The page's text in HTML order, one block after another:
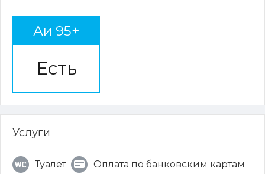
Аи 95+
Есть
Услуги
Туалет Оплата по банковским картам